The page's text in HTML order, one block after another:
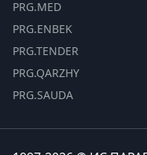
PRG.MED
PRG.ENBEK
PRG.TENDER
PRG.QARZHY
PRG.SAUDA